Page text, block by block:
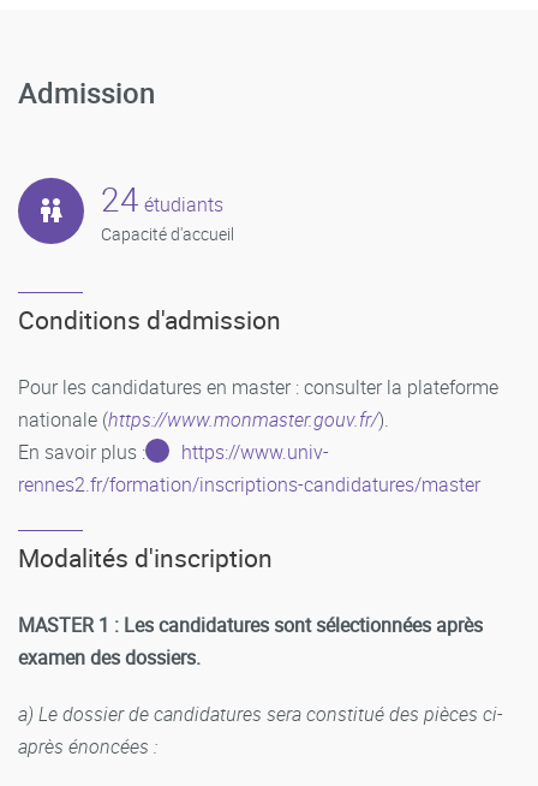
Admission
24 étudiants
Capacité d'accueil
Conditions d'admission
Pour les candidatures en master : consulter la plateforme
nationale (https://www.monmaster.gouv.fr/).
En savoir plus :
https://www.univ-
rennes2.fr/formation/inscriptions-candidatures/master
Modalités d'inscription
MASTER 1 : Les candidatures sont sélectionnées après
examen des dossiers.
a) Le dossier de candidatures sera constitué des pièces ci-
après énoncées :